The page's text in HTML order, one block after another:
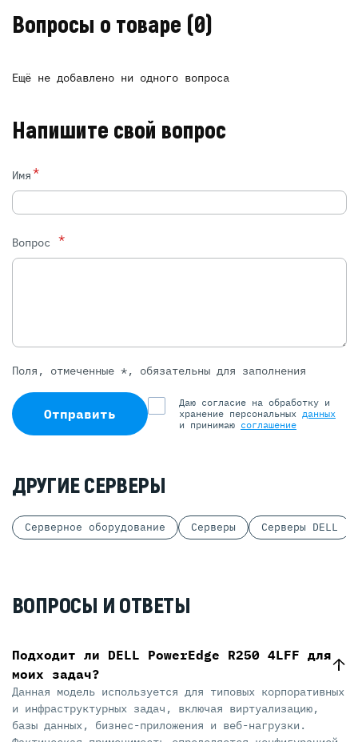
Вопросы о товаре (0)
Ещё не добавлено ни одного вопроса
Напишите свой вопрос
Имя*
Вопрос *
Поля, отмеченные *, обязательны для заполнения
Отправить
Даю согласие на обработку и
хранение персональных данных
и принимаю соглашение
ДРУГИЕ СЕРВЕРЫ
Серверное оборудование Серверы Серверы DELL
ВОПРОСЫ И ОТВЕТЫ
Подходит ли DELL PowerEdge R250 4LFF для
моих задач?
Данная модель используется для типовых корпоративных
и инфраструктурных задач, включая виртуализацию,
базы данных, бизнес-приложения и веб-нагрузки.